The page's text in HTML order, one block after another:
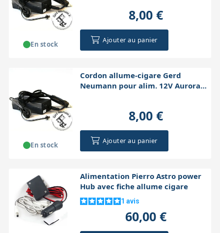
8,00 €
Ajouter au panier
En stock
Cordon allume-cigare Gerd
Neumann pour alim. 12V Aurora
8,00 €
Ajouter au panier
En stock
Alimentation Pierro Astro power
Hub avec fiche allume cigare
1 avis
60,00 €